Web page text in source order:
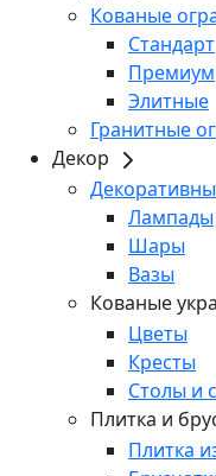
Кованые
Стандарт
Премиум
Элитные
Гранитные
Декор
Лампады
Шары
Вазы
Кованые
Цветы
Кресты
Столы и
Плитка и
Плитка